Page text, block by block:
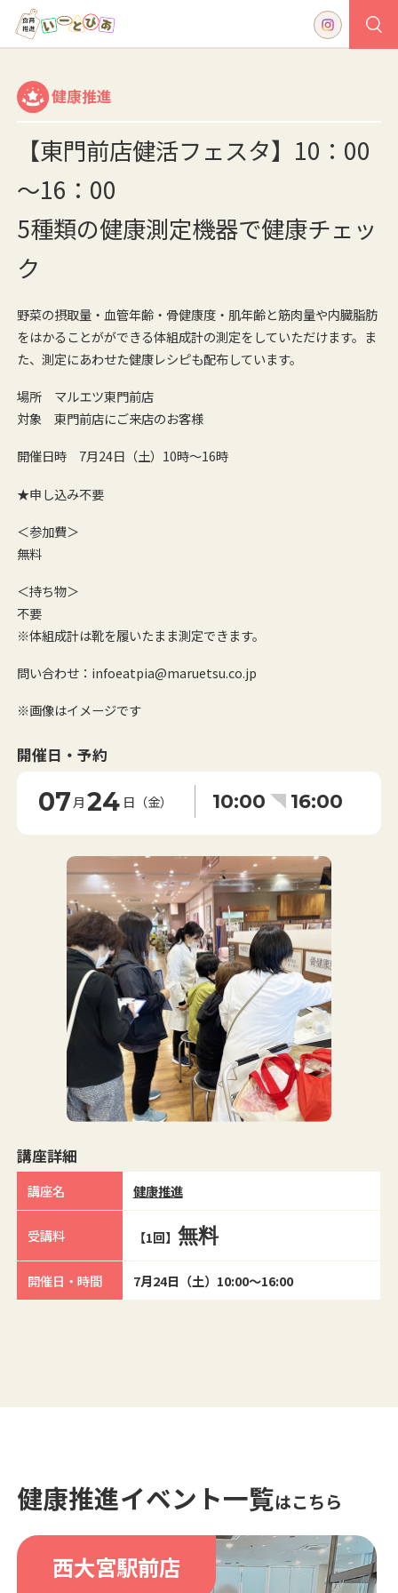
健康推進
【東門前店健活フェスタ】10：00
～16：00
5種類の健康測定機器で健康チェッ
ク
野菜の摂取量・血管年齢・骨健康度・肌年齢と筋肉量や内臓脂肪
をはかることがができる体組成計の測定をしていただけます。ま
た、測定にあわせた健康レシピも配布しています。
場所 マルエツ東門前店
対象 東門前店にご来店のお客様
開催日時 7月24日（土）10時～16時
★申し込み不要
＜参加費＞
無料
＜持ち物＞
不要
※体組成計は靴を履いたまま測定できます。
問い合わせ：infoeatpia@maruetsu.co.jp
※画像はイメージです
開催日・予約
07月 24 日（金） 10:00 16:00
講座詳細
講座名 健康推進
受講料 【1回】 無料
開催日・時間 7月24日（土）10:00～16:00
健康推進イベント一覧はこちら
西大宮駅前店